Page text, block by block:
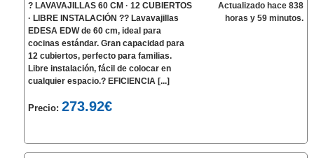
? LAVAVAJILLAS 60 CM · 12 CUBIERTOS
· LIBRE INSTALACIÓN ?? Lavavajillas
EDESA EDW de 60 cm, ideal para
cocinas estándar. Gran capacidad para
12 cubiertos, perfecto para familias.
Libre instalación, fácil de colocar en
cualquier espacio.? EFICIENCIA [...]
Precio:273.92€
Actualizado hace 838
horas y 59 minutos.